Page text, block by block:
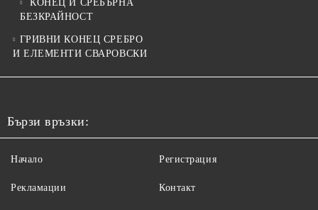
КОНЕЦ И СРЕБЪРНА
БЕЗКРАЙНОСТ
ГРИВНИ КОНЕЦ СРЕБРО
И ЕЛЕМЕНТИ СВАРОВСКИ
Бързи връзки:
Начало
Рекламации
Регистрация
Контакт